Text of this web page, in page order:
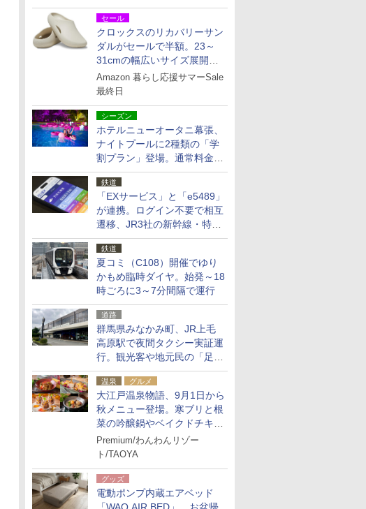
を9月15日から発売
セール
クロックスのリカバリーサン
ダルがセールで半額。23～
31cmの幅広いサイズ展開、
独自のクッション素材を採用
Amazon 暮らし応援サマーSale
最終日
シーズン
ホテルニューオータニ幕張、
ナイトプールに2種類の「学
割プラン」登場。通常料金の
およそ半額でお得に夜活
鉄道
「EXサービス」と「e5489」
が連携。ログイン不要で相互
遷移、JR3社の新幹線・特急
予約をアプリで一括確認
鉄道
夏コミ（C108）開催でゆり
かもめ臨時ダイヤ。始発～18
時ごろに3～7分間隔で運行
道路
群馬県みなかみ町、JR上毛
高原駅で夜間タクシー実証運
行。観光客や地元民の「足が
ない」課題解消へ、木金土に
2台体制
温泉 グルメ
大江戸温泉物語、9月1日から
秋メニュー登場。寒ブリと根
菜の吟醸鍋やベイクドチキ
ン、ショコラ＆栗スイーツも
食べ放題に
Premium/わんわんリゾー
ト/TAOYA
グッズ
電動ポンプ内蔵エアベッド